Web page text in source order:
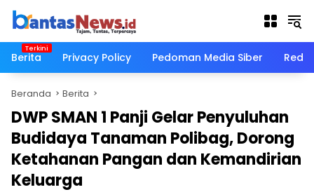
Langsung
Berita
Privacy Policy Pedoman Media Siber
Beranda Berita
DWP SMAN 1 Panji Gelar Penyuluhan
Budidaya Tanaman Polibag, Dorong
Ketahanan Pangan dan Kemandirian
Keluarga